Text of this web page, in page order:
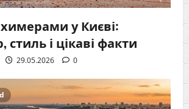
у Києві:
стиль і цікаві факти
29.05.2026 0